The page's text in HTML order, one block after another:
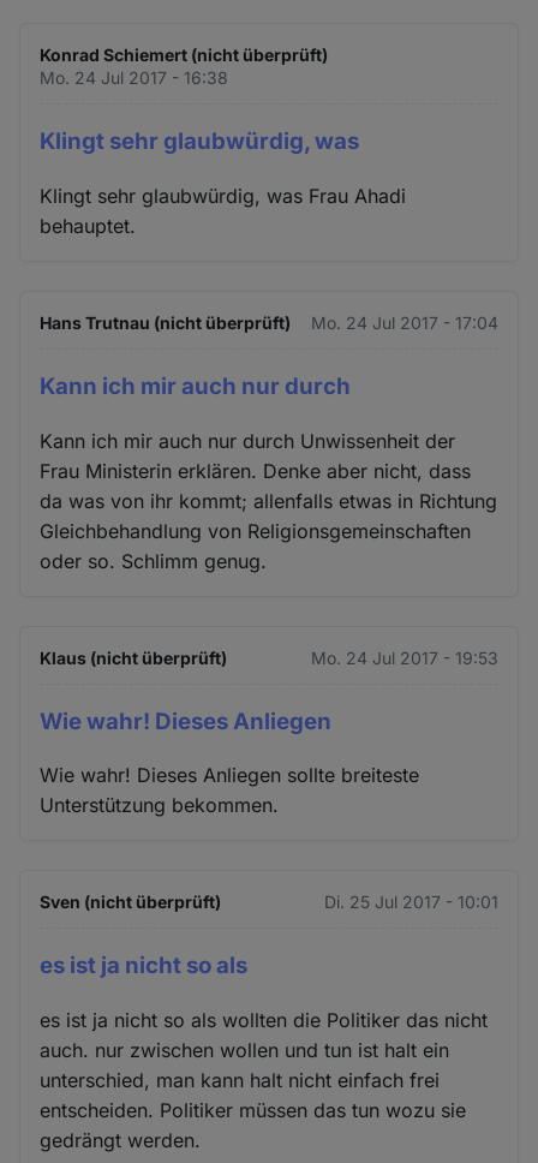
Konrad Schiemert (nicht überprüft)
Mo. 24 Jul 2017 - 16:38
Klingt sehr glaubwürdig, was
Klingt sehr glaubwürdig, was Frau Ahadi
behauptet.
Hans Trutnau (nicht überprüft) Mo. 24 Jul 2017 - 17:04
Kann ich mir auch nur durch
Kann ich mir auch nur durch Unwissenheit der
Frau Ministerin erklären. Denke aber nicht, dass
da was von ihr kommt; allenfalls etwas in Richtung
Gleichbehandlung von Religionsgemeinschaften
oder so. Schlimm genug.
Klaus (nicht überprüft) Mo. 24 Jul 2017 - 19:53
Wie wahr! Dieses Anliegen
Wie wahr! Dieses Anliegen sollte breiteste
Unterstützung bekommen.
Sven (nicht überprüft) Di. 25 Jul 2017 - 10:01
es ist ja nicht so als
es ist ja nicht so als wollten die Politiker das nicht
auch. nur zwischen wollen und tun ist halt ein
unterschied, man kann halt nicht einfach frei
entscheiden. Politiker müssen das tun wozu sie
gedrängt werden.